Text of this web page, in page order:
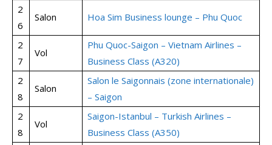
2
6
Salon Hoa Sim Business lounge – Phu Quoc
2
7
Vol
Phu Quoc-Saigon – Vietnam Airlines –
Business Class (A320)
2
8
Salon
Salon le Saigonnais (zone internationale)
– Saigon
2
8
Vol
Saigon-Istanbul – Turkish Airlines –
Business Class (A350)